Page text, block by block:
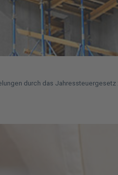
durch das Jahressteuergesetz